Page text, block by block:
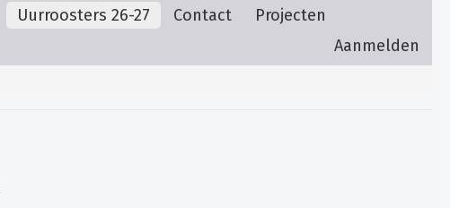
Uurroosters 26-27 Contact
Projecten
Aanmelden